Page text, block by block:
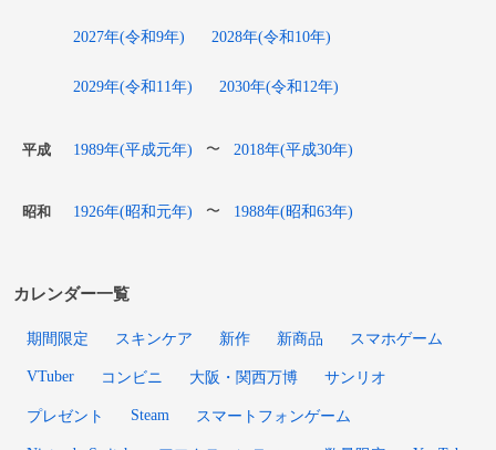
2027年(令和9年) 2028年(令和10年)
2029年(令和11年) 2030年(令和12年)
平成 1989年(平成元年) 〜 2018年(平成30年)
昭和 1926年(昭和元年) 〜 1988年(昭和63年)
カレンダー一覧
期間限定 スキンケア 新作 新商品 スマホゲーム
VTuber コンビニ 大阪・関西万博 サンリオ
プレゼント Steam スマートフォンゲーム